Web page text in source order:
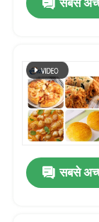
खाद्य पदार्थों के
स्वाद और सुगंध
सिंथेटिक स्वाद
सबसे